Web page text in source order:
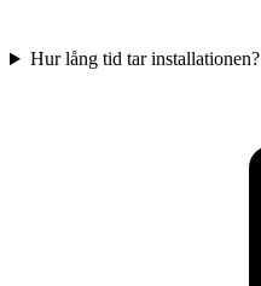
Hur lång tid tar installationen?